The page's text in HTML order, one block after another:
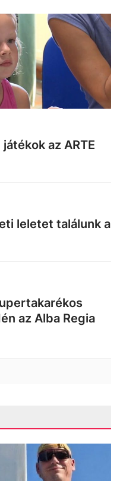
az ARTE
leletet találunk a
az Alba Regia